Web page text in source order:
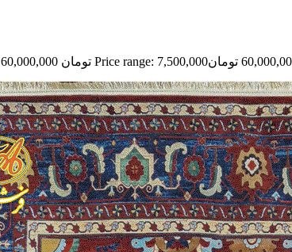
تومانPrice range: 7,500,000 تومان through 60,000,000 تومان